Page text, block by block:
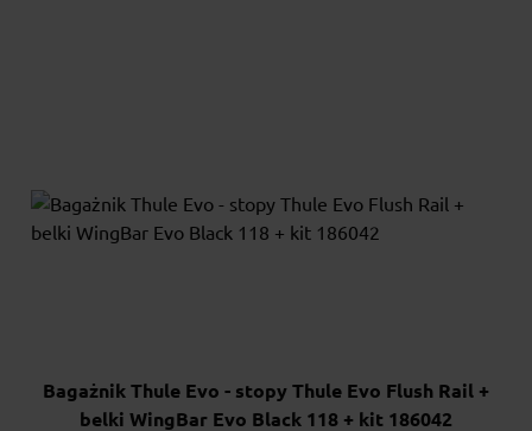
Bagażnik Thule Evo - stopy Thule Evo Flush Rail +
belki WingBar Evo Black 118 + kit 186042